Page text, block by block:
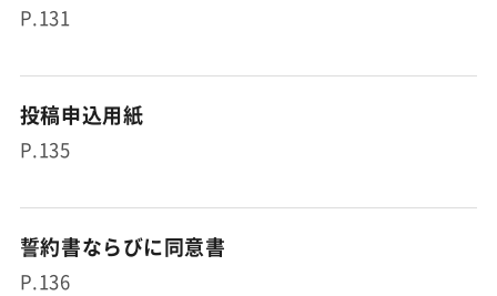
P.131
投稿申込用紙
P.135
誓約書ならびに同意書
P.136